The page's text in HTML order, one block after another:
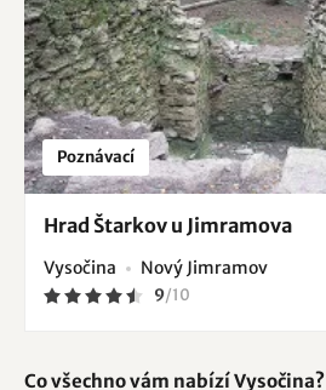
Poznávací
Hrad Štarkov u Jimramova
Vysočina Nový Jimramov
9/10
Co všechno vám nabízí Vysočina?